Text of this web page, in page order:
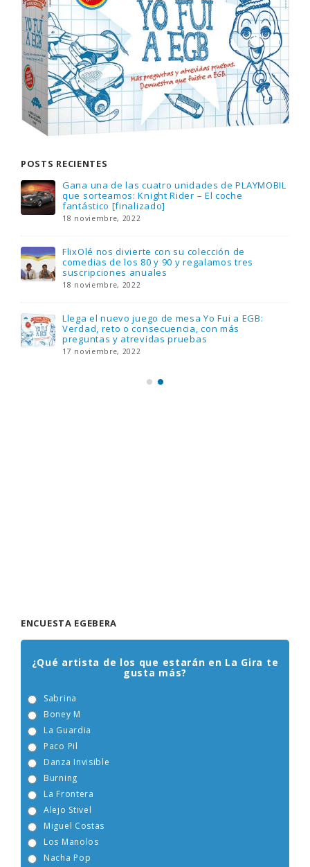
POSTS RECIENTES
Gana una de las cuatro unidades de PLAYMOBIL
que sorteamos: Knight Rider – El coche
fantástico [finalizado]
18 noviembre, 2022
FlixOlé nos divierte con su colección de
comedias de los 80 y 90 y regalamos tres
suscripciones anuales
18 noviembre, 2022
Llega el nuevo juego de mesa Yo Fui a EGB:
Verdad, reto o consecuencia, con más
preguntas y atrevidas pruebas
17 noviembre, 2022
ENCUESTA EGEBERA
¿Qué artista de los que estarán en La Gira te
gusta más?
Sabrina
Boney M
La Guardia
Paco Pil
Danza Invisible
Burning
La Frontera
Alejo Stivel
Miguel Costas
Los Manolos
Nacha Pop